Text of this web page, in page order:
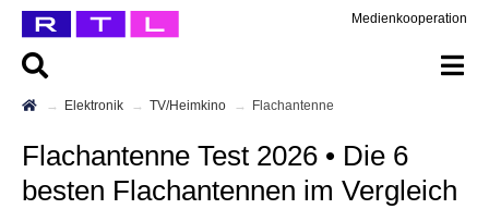
Medienkooperation
Elektronik TV/Heimkino Flachantenne
Flachantenne Test 2026 • Die 6
besten Flachantennen im Vergleich